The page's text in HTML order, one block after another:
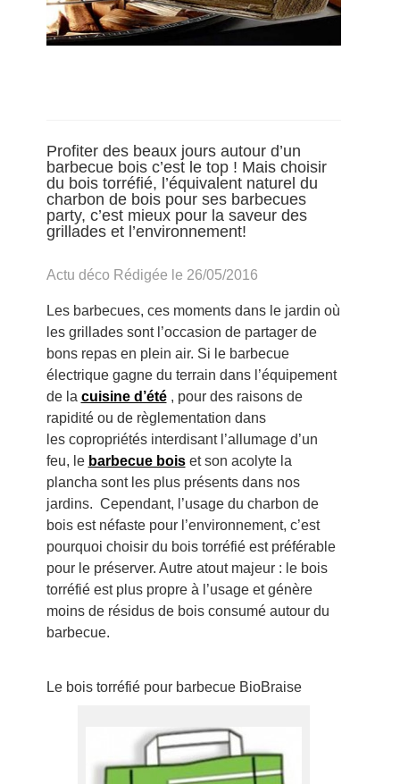
Profiter des beaux jours autour d’un
barbecue bois c’est le top ! Mais choisir
du bois torréfié, l’équivalent naturel du
charbon de bois pour ses barbecues
party, c’est mieux pour la saveur des
grillades et l’environnement!
Actu déco Rédigée le 26/05/2016
Les barbecues, ces moments dans le jardin où
les grillades sont l’occasion de partager de
bons repas en plein air. Si le barbecue
électrique gagne du terrain dans l’équipement
de la cuisine d’été, pour des raisons de
rapidité ou de règlementation dans
les copropriétés interdisant l’allumage d’un
feu, le barbecue bois et son acolyte la
plancha sont les plus présents dans nos
jardins. Cependant, l’usage du charbon de
bois est néfaste pour l’environnement, c’est
pourquoi choisir du bois torréfié est préférable
pour le préserver. Autre atout majeur : le bois
torréfié est plus propre à l’usage et génère
moins de résidus de bois consumé autour du
barbecue.
Le bois torréfié pour barbecue BioBraise